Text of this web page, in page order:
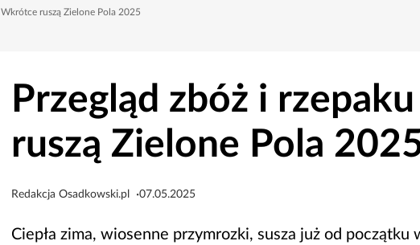
Wkrótce ruszą Zielone Pola 2025
Przegląd zbóż i
ruszą Zielone Pola
Redakcja Osadkowski.pl 07.05.2025
Ciepła zima, wiosenne przymrozki, susza już od